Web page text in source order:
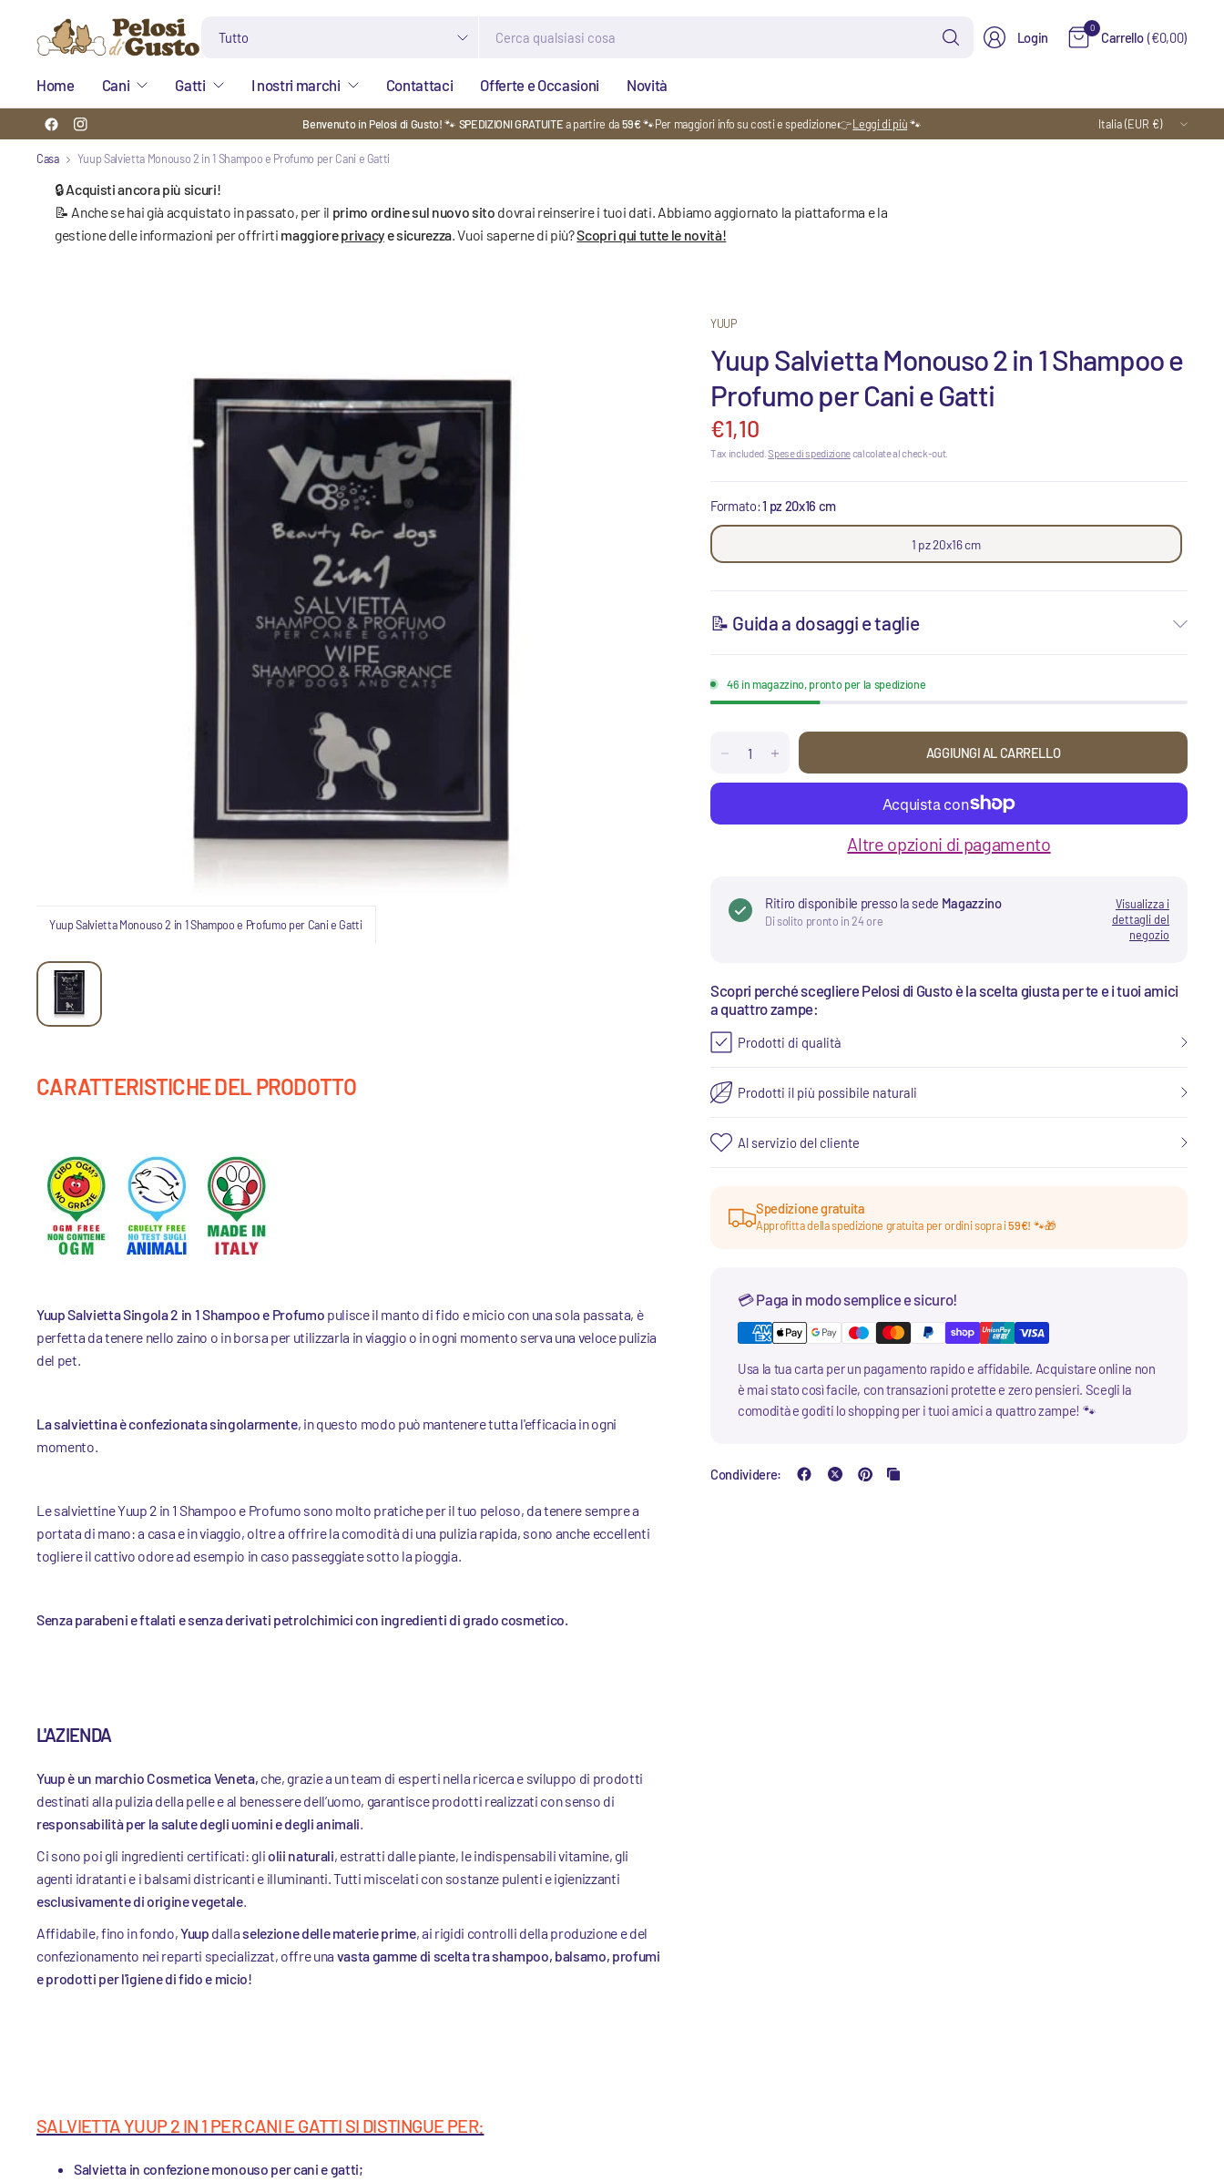
Cerca
qualsiasi
qualsiasi
Login
0
Carrello (€0,00)
Home Cani Gatti I nostri marchi Contattaci Offerte e Occasioni Novità
Benvenuto in Pelosi di Gusto!🐾 SPEDIZIONI GRATUITEa partire da59€🐾Per maggiori info su costi e spedizione👉Leggi di più🐾
Aggiorna
paese/area
Casa Yuup Salvietta Monouso 2 in 1 Shampoo e Profumo per Cani e Gatti
🔒 Acquisti ancora più sicuri!
📝 Anche se hai già acquistato in passato, per il primo ordine sul nuovo sito dovrai reinserire i tuoi dati. Abbiamo aggiornato la piattaforma e la
gestione delle informazioni per offrirti maggioreprivacye sicurezza. Vuoi saperne di più?Scopri qui tutte le novità!
Yuup Salvietta Monouso 2 in 1 Shampoo e Profumo per Cani e Gatti
YUUP
Yuup Salvietta Monouso 2 in 1 Shampoo e
Profumo per Cani e Gatti
€1,10
Tax included.Spese di spedizionecalcolate al check-out.
Formato:1 pz 20x16 cm
1 pz 20x16 cm
📝 Guida a dosaggi e taglie
46 in magazzino, pronto per la spedizione
AGGIUNGI AL CARRELLO
Altre opzioni di pagamento
Ritiro disponibile presso la sede Magazzino
Di solito pronto in 24 ore
Visualizza i
dettagli del
negozio
Scopri perché scegliere Pelosi di Gusto è la scelta giusta per te e i tuoi amici
a quattro zampe:
Prodotti di qualità
Prodotti il più possibile naturali
Al servizio del cliente
Spedizione gratuita
Approfitta della spedizione gratuita per ordini sopra i59€! 🐾🎁
💳 Paga in modo semplice e sicuro!
Usa la tua carta per un pagamento rapido e affidabile. Acquistare online non
è mai stato così facile, con transazioni protette e zero pensieri. Scegli la
comodità e goditi lo shopping per i tuoi amici a quattro zampe! 🐾
Condividere:
CARATTERISTICHE DEL PRODOTTO
YuupSalvietta Singola 2 in 1 Shampoo e Profumo pulisce il manto di fido e micio con una sola passata, è
perfetta da tenere nello zaino o in borsa per utilizzarla in viaggio o in ogni momento serva una veloce pulizia
del pet.
La salviettina è confezionata singolarmente, in questo modo può mantenere tutta l'efficacia in ogni
momento.
Le salviettine Yuup 2 in 1 Shampoo e Profumo sono molto pratiche per il tuo peloso, da tenere sempre a
portata di mano: a casa e in viaggio, oltre a offrire la comodità di una pulizia rapida, sono anche eccellenti
togliere il cattivo odore ad esempio in caso passeggiate sotto la pioggia.
Senza parabeni e ftalati e senza derivati petrolchimici con ingredienti di grado cosmetico.
L'AZIENDA
Yuup è un marchio Cosmetica Veneta, che, grazie a un team di esperti nella ricerca e sviluppo di prodotti
destinati alla pulizia della pelle e al benessere dell’uomo, garantisce prodotti realizzati con senso di
responsabilità per la salute degli uomini e degli animali.
Ci sono poi gli ingredienti certificati: gliolii naturali, estratti dalle piante, le indispensabili vitamine, gli
agenti idratanti e i balsami districanti e illuminanti. Tutti miscelati con sostanze pulenti e igienizzanti
esclusivamente di origine vegetale.
Affidabile, fino in fondo,Yuup dallaselezione delle materie prime, ai rigidi controlli della produzione e del
confezionamento nei reparti specializzat, offre una vasta gamme di scelta tra shampoo, balsamo, profumi
e prodotti per l'igiene di fido e micio!
SALVIETTA YUUP 2 IN 1 PER CANI E GATTI SI DISTINGUE PER:
Salvietta in confezione monouso per canie gatti;